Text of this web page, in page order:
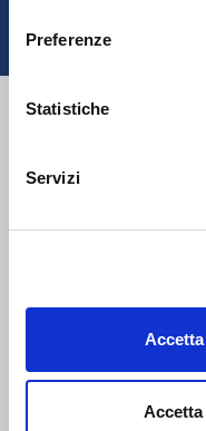
Preferenze
Statistiche
Servizi